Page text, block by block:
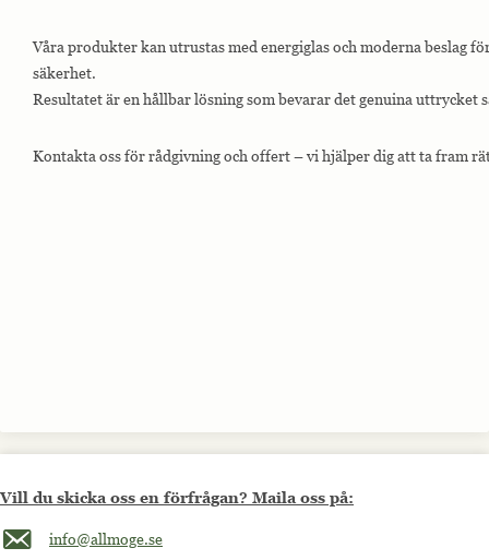
Våra produkter kan utrustas med energiglas och moderna beslag
säkerhet.
Resultatet är en hållbar lösning som bevarar det genuina
Kontakta oss för rådgivning och offert – vi hjälper dig att ta fram
Vill du skicka oss en förfrågan? Maila oss på:
Maila oss på info@allmoge.se
info@allmoge.se